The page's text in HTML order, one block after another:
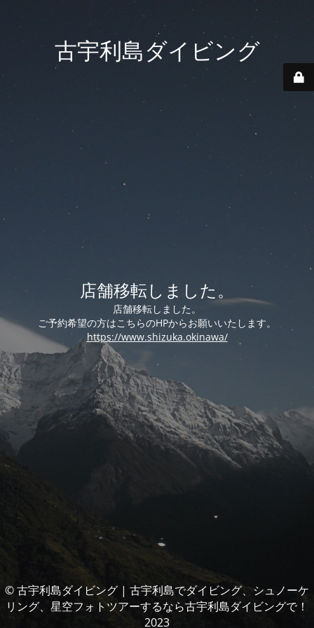
古宇利島ダイビング
店舗移転しました。
店舗移転しました。
ご予約希望の方はこちらのHPからお願いいたします。
https://www.shizuka.okinawa/
© 古宇利島ダイビング | 古宇利島でダイビング、シュノーケ
リング、星空フォトツアーするなら古宇利島ダイビングで！
2023